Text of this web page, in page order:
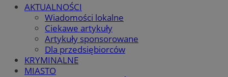
AKTUALNOŚCI
Wiadomości lokalne
Ciekawe artykuły
Artykuły sponsorowane
Dla przedsiębiorców
KRYMINALNE
MIASTO